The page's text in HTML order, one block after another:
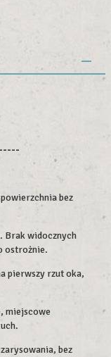
bez
Brak widocznych
ostrożnie.
pierwszy rzut oka,
miejscowe
bez